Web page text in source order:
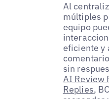
Al
múltiples
equipo
eficiente y
sin
AI Review
Replies,